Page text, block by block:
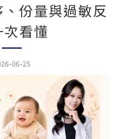
份量與過敏反
看懂
06-25